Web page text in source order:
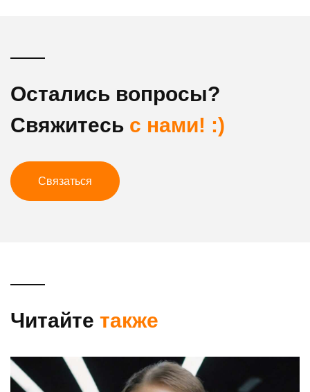
Остались вопросы?
Свяжитесь с нами! :)
Связаться
Читайте также